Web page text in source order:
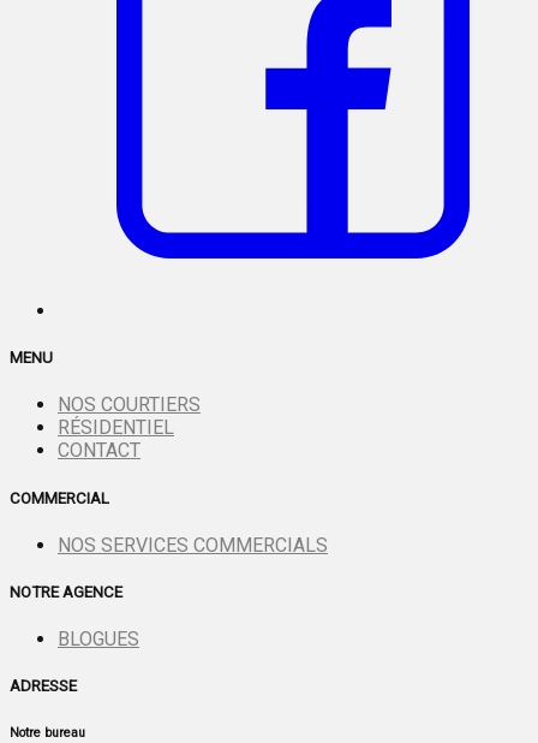
MENU
NOS COURTIERS
RÉSIDENTIEL
CONTACT
COMMERCIAL
NOS SERVICES COMMERCIALS
NOTRE AGENCE
BLOGUES
ADRESSE
Notre bureau